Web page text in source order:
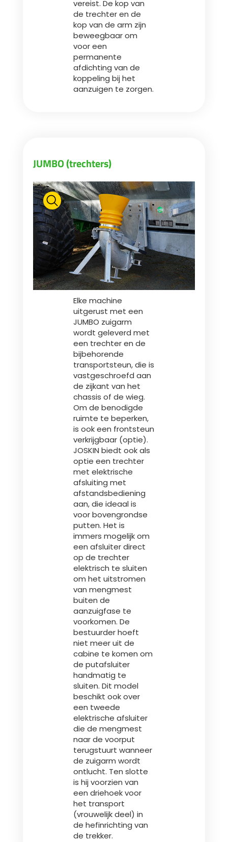
vereist. De kop van
de trechter en de
kop van de arm zijn
beweegbaar om
voor een
permanente
afdichting van de
koppeling bij het
aanzuigen te zorgen.
JUMBO (trechters)
Elke machine
uitgerust met een
JUMBO zuigarm
wordt geleverd met
een trechter en de
bijbehorende
transportsteun, die is
vastgeschroefd aan
de zijkant van het
chassis of de wieg.
Om de benodigde
ruimte te beperken,
is ook een frontsteun
verkrijgbaar (optie).
JOSKIN biedt ook als
optie een trechter
met elektrische
afsluiting met
afstandsbediening
aan, die ideaal is
voor bovengrondse
putten. Het is
immers mogelijk om
een afsluiter direct
op de trechter
elektrisch te sluiten
om het uitstromen
van mengmest
buiten de
aanzuigfase te
voorkomen. De
bestuurder hoeft
niet meer uit de
cabine te komen om
de putafsluiter
handmatig te
sluiten. Dit model
beschikt ook over
een tweede
elektrische afsluiter
die de mengmest
naar de voorput
terugstuurt wanneer
de zuigarm wordt
ontlucht. Ten slotte
is hij voorzien van
een driehoek voor
het transport
(vrouwelijk deel) in
de hefinrichting van
de trekker.